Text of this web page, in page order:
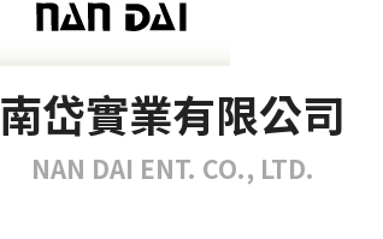
南岱實業有限公司
NAN DAI ENT. CO., LTD.